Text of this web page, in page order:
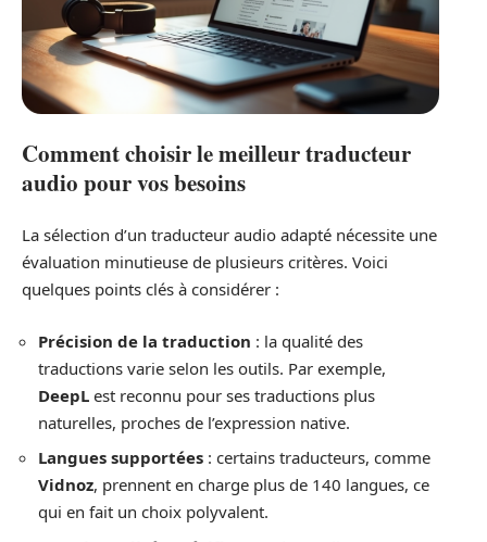
Comment choisir le meilleur traducteur
audio pour vos besoins
La sélection d’un traducteur audio adapté nécessite une
évaluation minutieuse de plusieurs critères. Voici
quelques points clés à considérer :
Précision de la traduction : la qualité des
traductions varie selon les outils. Par exemple,
DeepL est reconnu pour ses traductions plus
naturelles, proches de l’expression native.
Langues supportées : certains traducteurs, comme
Vidnoz, prennent en charge plus de 140 langues, ce
qui en fait un choix polyvalent.